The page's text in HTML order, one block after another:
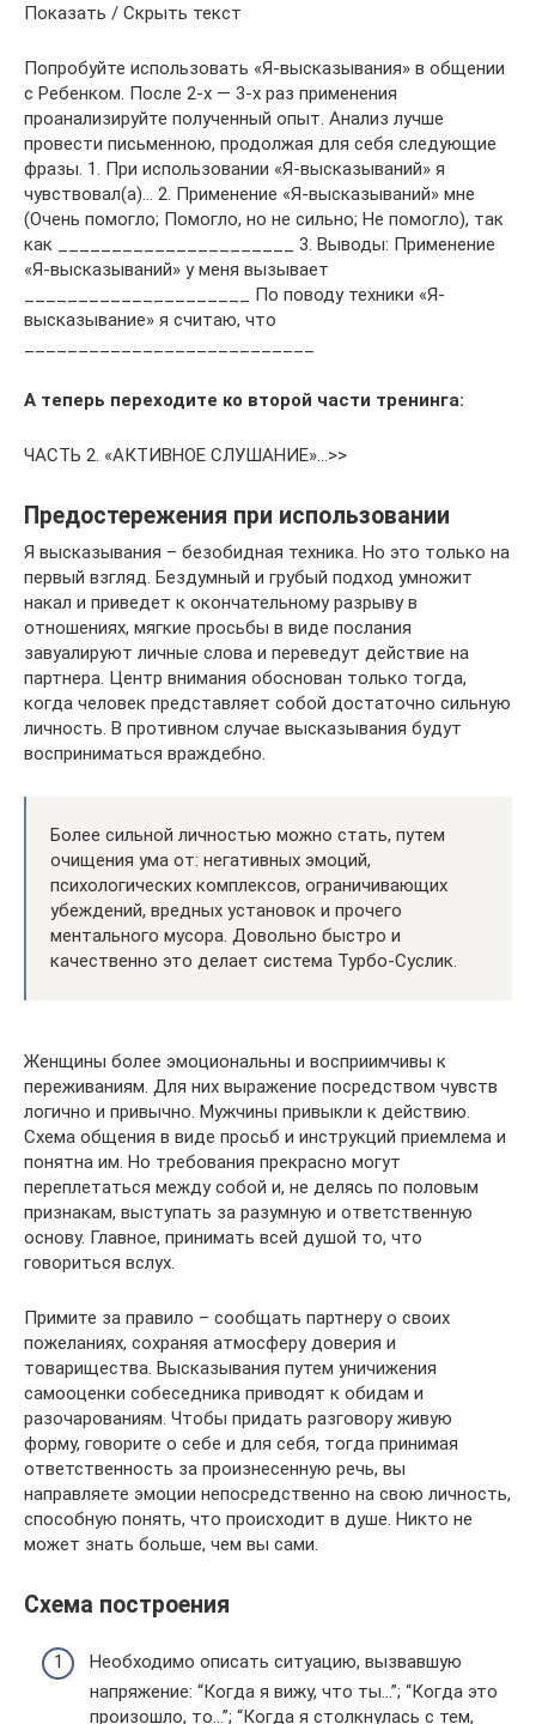
Показать / Скрыть текст
Попробуйте использовать «Я-высказывания» в общении
с Ребенком. После 2-х — 3-х раз применения
проанализируйте полученный опыт. Анализ лучше
провести письменною, продолжая для себя следующие
фразы. 1. При использовании «Я-высказываний» я
чувствовал(а)… 2. Применение «Я-высказываний» мне
(Очень помогло; Помогло, но не сильно; Не помогло), так
как ______________________ 3. Выводы: Применение
«Я-высказываний» у меня вызывает
_____________________ По поводу техники «Я-
высказывание» я считаю, что
А теперь переходите ко второй части тренинга:
ЧАСТЬ 2. «АКТИВНОЕ СЛУШАНИЕ»…>>
Предостережения при использовании
Я высказывания – безобидная техника. Но это только на
первый взгляд. Бездумный и грубый подход умножит
накал и приведет к окончательному разрыву в
отношениях, мягкие просьбы в виде послания
завуалируют личные слова и переведут действие на
партнера. Центр внимания обоснован только тогда,
когда человек представляет собой достаточно сильную
личность. В противном случае высказывания будут
восприниматься враждебно.
Более сильной личностью можно стать, путем
очищения ума от: негативных эмоций,
психологических комплексов, ограничивающих
убеждений, вредных установок и прочего
ментального мусора. Довольно быстро и
качественно это делает система Турбо-Суслик.
Женщины более эмоциональны и восприимчивы к
переживаниям. Для них выражение посредством чувств
логично и привычно. Мужчины привыкли к действию.
Схема общения в виде просьб и инструкций приемлема и
понятна им. Но требования прекрасно могут
переплетаться между собой и, не делясь по половым
признакам, выступать за разумную и ответственную
основу. Главное, принимать всей душой то, что
говориться вслух.
Примите за правило – сообщать партнеру о своих
пожеланиях, сохраняя атмосферу доверия и
товарищества. Высказывания путем уничижения
самооценки собеседника приводят к обидам и
разочарованиям. Чтобы придать разговору живую
форму, говорите о себе и для себя, тогда принимая
ответственность за произнесенную речь, вы
направляете эмоции непосредственно на свою личность,
способную понять, что происходит в душе. Никто не
может знать больше, чем вы сами.
Схема построения
Необходимо описать ситуацию, вызвавшую
напряжение: “Когда я вижу, что ты…”; “Когда это
произошло, то…”; “Когда я столкнулась с тем,